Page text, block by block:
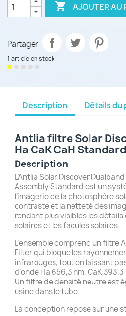
 AJOUTER AU
Partager
1 article en stock
Description Détails du
Antlia filtre Solar
Ha CaK CaH Standard
Description
L’Antlia Solar Discover
Assembly Standard est un
l’imagerie de la photosphère
contraste et la netteté des
rendant plus visibles les
solaires et les facules solaires.
L’ensemble comprend un filtre
Filter qui bloque les
infrarouges, tout en laissant
d’onde Ha 656,3 nm, CaK
Un filtre de densité neutre est
usine dans le tube.
La conception repose sur une